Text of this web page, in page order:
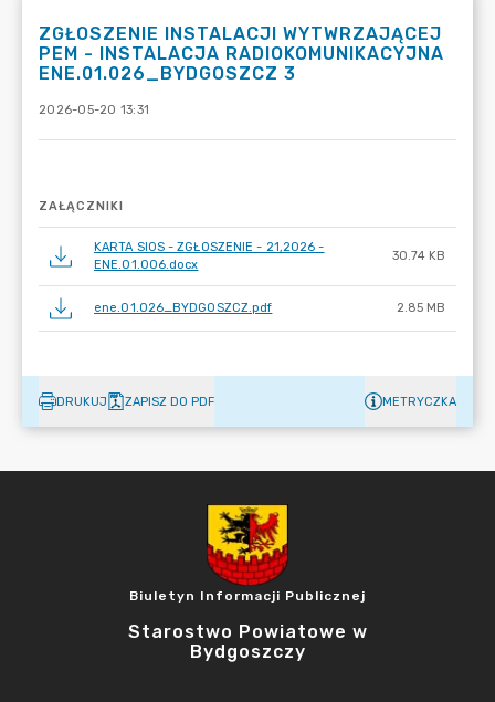
ZGŁOSZENIE INSTALACJI WYTWRZAJĄCEJ
PEM - INSTALACJA RADIOKOMUNIKACYJNA
ENE.01.026_BYDGOSZCZ 3
2026-05-20 13:31
ZAŁĄCZNIKI
KARTA SIOS - ZGŁOSZENIE - 21,2026 -
ENE.01.006.docx
30.74 KB
ene.01.026_BYDGOSZCZ.pdf 2.85 MB
DRUKUJ ZAPISZ DO PDF METRYCZKA
Biuletyn Informacji Publicznej
Starostwo Powiatowe w
Bydgoszczy